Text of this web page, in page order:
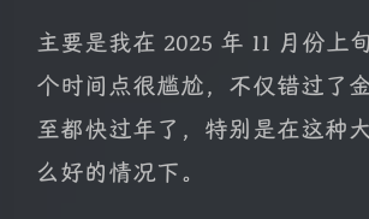
主要是我在 2025 年 11 月份上
个时间点很尴尬，不仅错过了
至都快过年了，特别是在这种
么好的情况下。